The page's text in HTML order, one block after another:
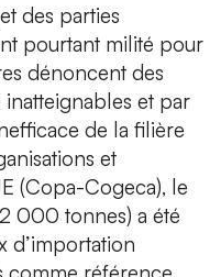
des parties
pourtant milité pour
dénoncent des
et par
de la filière
et
(Copa-Cogeca), le
000 tonnes) a été
d’importation